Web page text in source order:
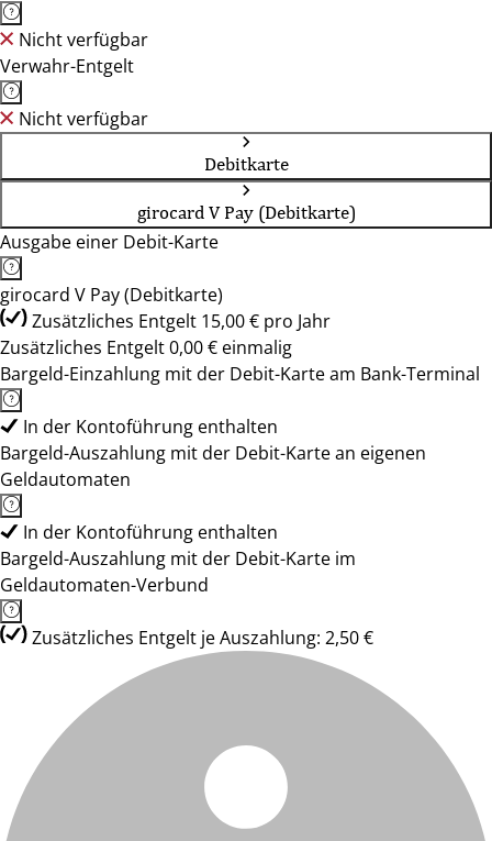
Nicht verfügbar
Verwahr-Entgelt
Nicht verfügbar
Debitkarte
girocard V Pay (Debitkarte)
Ausgabe einer Debit-Karte
girocard V Pay (Debitkarte)
Zusätzliches Entgelt 15,00 € pro Jahr
Zusätzliches Entgelt 0,00 € einmalig
Bargeld-Einzahlung mit der Debit-Karte am Bank-Terminal
In der Kontoführung enthalten
Bargeld-Auszahlung mit der Debit-Karte an eigenen
Geldautomaten
In der Kontoführung enthalten
Bargeld-Auszahlung mit der Debit-Karte im
Geldautomaten-Verbund
Zusätzliches Entgelt je Auszahlung: 2,50 €